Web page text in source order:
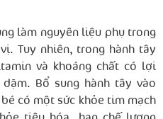
làm nguyên liệu phụ trong
Tuy nhiên, trong hành tây
và khoáng chất có lợi
Bổ sung hành tây vào
có một sức khỏe tim mạch